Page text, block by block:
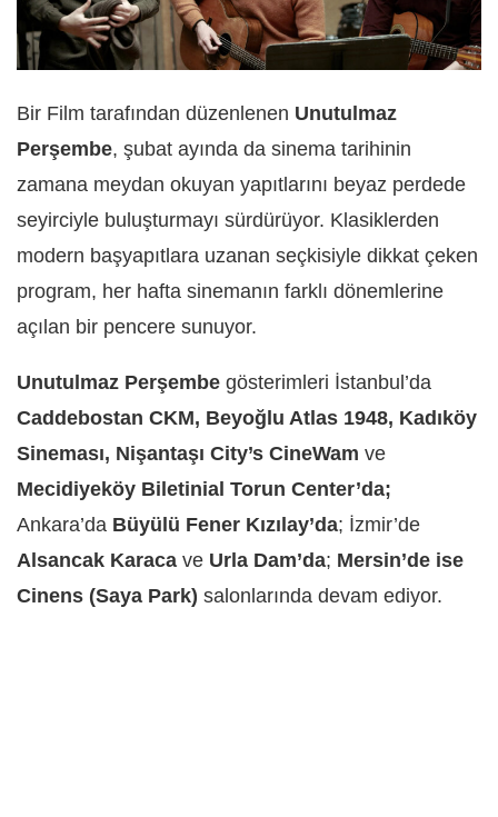
Bir Film tarafından düzenlenen Unutulmaz
Perşembe, şubat ayında da sinema tarihinin
zamana meydan okuyan yapıtlarını beyaz perdede
seyirciyle buluşturmayı sürdürüyor. Klasiklerden
modern başyapıtlara uzanan seçkisiyle dikkat çeken
program, her hafta sinemanın farklı dönemlerine
açılan bir pencere sunuyor.
Unutulmaz Perşembe gösterimleri İstanbul’da
Caddebostan CKM, Beyoğlu Atlas 1948, Kadıköy
Sineması, Nişantaşı City’s CineWam ve
Mecidiyeköy Biletinial Torun Center’da;
Ankara’da Büyülü Fener Kızılay’da; İzmir’de
Alsancak Karaca ve Urla Dam’da; Mersin’de ise
Cinens (Saya Park) salonlarında devam ediyor.